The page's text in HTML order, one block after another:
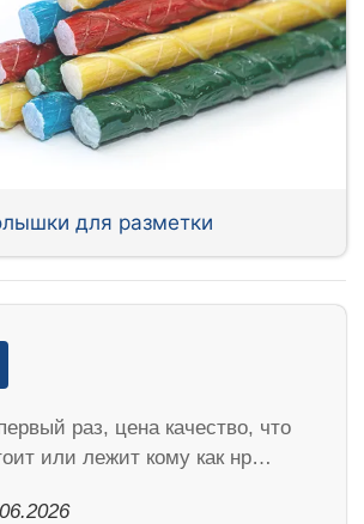
для разметки
раз, цена качество, что
или лежит кому как нр…